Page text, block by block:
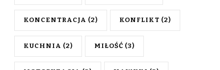
KONCENTRACJA (2) KONFLIKT (2)
KUCHNIA (2) MIŁOŚĆ (3)